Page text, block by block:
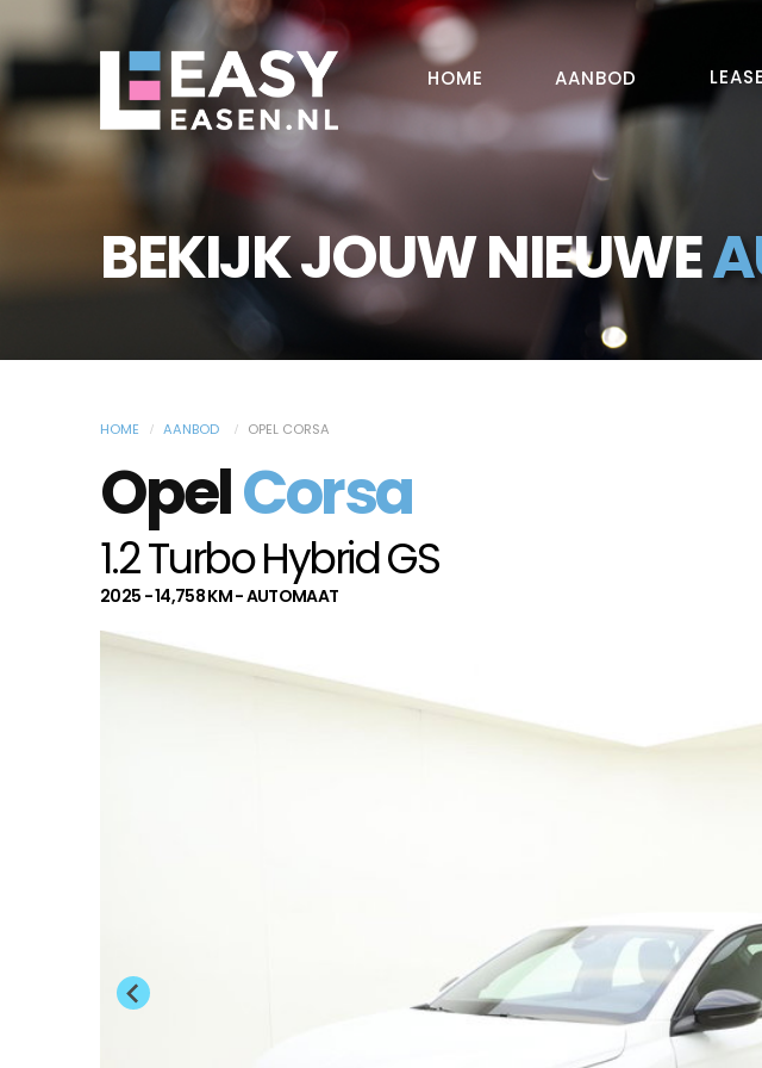
HOME AANBOD
BEKIJK JOUW NIEUWE
HOME AANBOD OPEL CORSA
OpelCorsa
1.2 Turbo Hybrid GS
2025 - 14,758 KM - AUTOMAAT